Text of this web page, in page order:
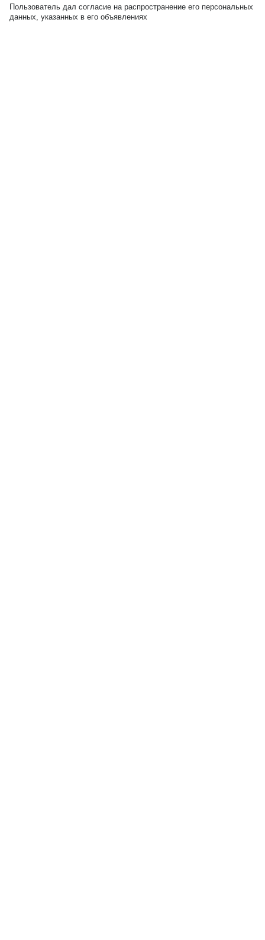
Пользователь дал согласие на распространение его персональных
данных, указанных в его объявлениях